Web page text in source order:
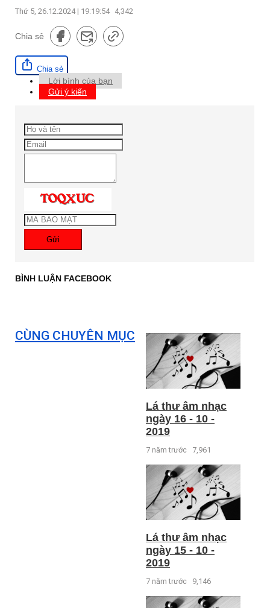
Thứ 5, 26.12.2024 | 19:19:54 4,342
Chia sẻ
Chia sẻ
Lời bình của bạn
Gửi ý kiến
Gửi
BÌNH LUẬN FACEBOOK
CÙNG CHUYÊN MỤC
Lá thư âm nhạc
ngày 16 - 10 -
2019
7 năm trước 7,961
Lá thư âm nhạc
ngày 15 - 10 -
2019
7 năm trước 9,146